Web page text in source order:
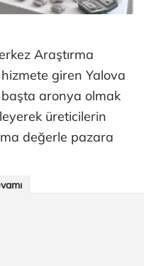
Araştırma
giren Yalova
aronya olmak
üreticilerin
değerle pazara